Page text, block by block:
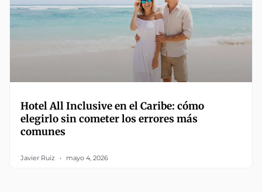
Hotel All Inclusive en el Caribe: cómo
elegirlo sin cometer los errores más
comunes
Javier Ruiz mayo 4, 2026